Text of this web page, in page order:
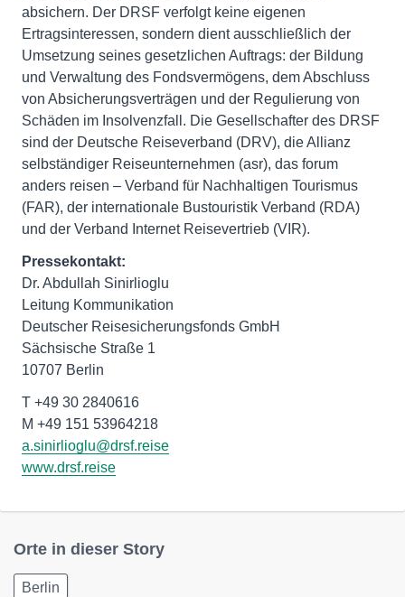
absichern. Der DRSF verfolgt keine eigenen
Ertragsinteressen, sondern dient ausschließlich der
Umsetzung seines gesetzlichen Auftrags: der Bildung
und Verwaltung des Fondsvermögens, dem Abschluss
von Absicherungsverträgen und der Regulierung von
Schäden im Insolvenzfall. Die Gesellschafter des DRSF
sind der Deutsche Reiseverband (DRV), die Allianz
selbständiger Reiseunternehmen (asr), das forum
anders reisen – Verband für Nachhaltigen Tourismus
(FAR), der internationale Bustouristik Verband (RDA)
und der Verband Internet Reisevertrieb (VIR).
Pressekontakt:
Dr. Abdullah Sinirlioglu
Leitung Kommunikation
Deutscher Reisesicherungsfonds GmbH
Sächsische Straße 1
10707 Berlin
T +49 30 2840616
a.sinirlioglu@drsf.reise
www.drsf.reise
Orte in dieser Story
Berlin